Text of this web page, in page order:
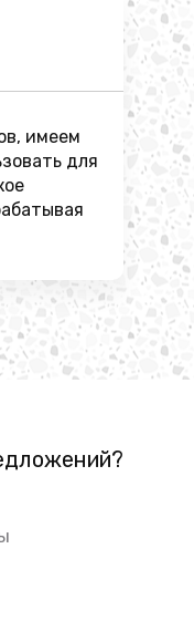
имеем
для